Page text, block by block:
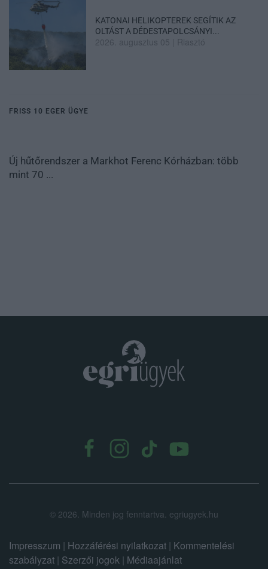
KATONAI HELIKOPTEREK SEGÍTIK AZ
OLTÁST A DÉDESTAPOLCSÁNYI...
2026. augusztus 05 Riasztó
FRISS 10 EGER ÜGYE
Új hűtőrendszer a Markhot Ferenc Kórházban: több
mint 70 ...
© 2026. Minden jog fenntartva. egriugyek.hu
Impresszum | Hozzáférési nyilatkozat | Kommentelési
szabályzat | Szerzői jogok | Médiaajánlat